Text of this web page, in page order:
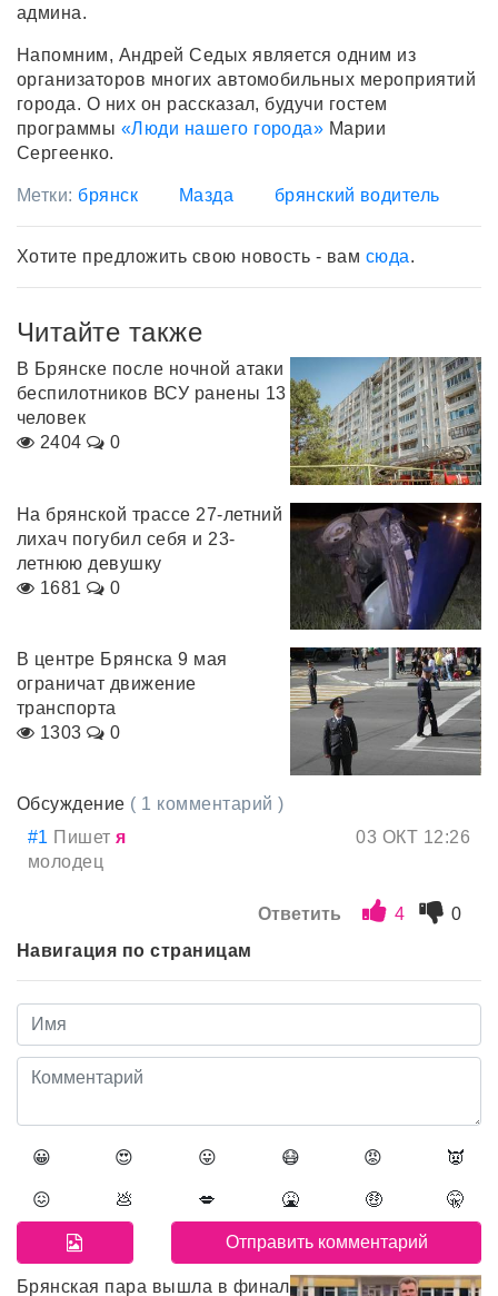
админа.
Напомним, Андрей Седых является одним из
организаторов многих автомобильных мероприятий
города. О них он рассказал, будучи гостем
программы «Люди нашего города» Марии
Сергеенко.
Метки: брянск Мазда брянский водитель
Хотите предложить свою новость - вам сюда.
Читайте также
В Брянске после ночной атаки
беспилотников ВСУ ранены 13
человек
2404
0
На брянской трассе 27-летний
лихач погубил себя и 23-
летнюю девушку
1681
0
В центре Брянска 9 мая
ограничат движение
транспорта
1303
0
Обсуждение ( 1 комментарий )
#1 Пишетя
03 ОКТ 12:26
молодец
Ответить 4
0
Навигация по страницам
😀 😍 😛 😷 😡 👿
😖 💩 💋 🤮 🤑 🤫
Брянская пара вышла в финал